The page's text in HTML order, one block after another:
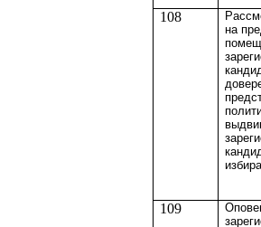
108
на
109